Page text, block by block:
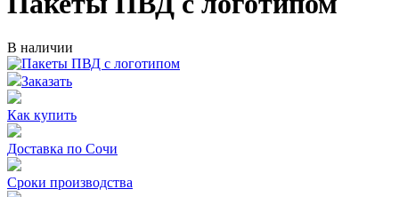
В наличии
Заказать
Как купить
Доставка по Сочи
Сроки производства